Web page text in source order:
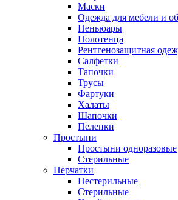
Маски
Одежда для мебели и
Пеньюары
Полотенца
Рентгенозащитная
Салфетки
Тапочки
Трусы
Фартуки
Халаты
Шапочки
Пеленки
Простыни
Простыни одноразовые
Стерильные
Перчатки
Нестерильные
Стерильные